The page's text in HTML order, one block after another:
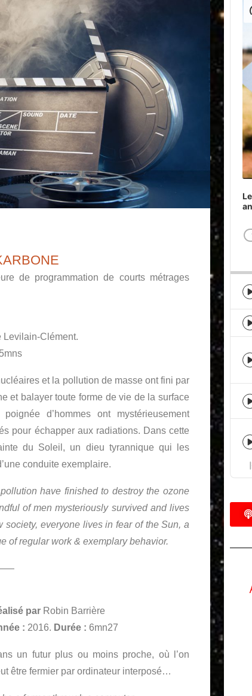
de programmation de courts métrages
Levilain-Clément.
et la pollution de masse ont fini par
et balayer toute forme de vie de la surface
d’hommes ont mystérieusement
pour échapper aux radiations. Dans cette
du Soleil, un dieu tyrannique qui les
conduite exemplaire.
have finished to destroy the ozone
of men mysteriously survived and lives
everyone lives in fear of the Sun, a
of regular work & exemplary behavior.
par Robin Barrière
: 2016. Durée : 6mn27
un futur plus ou moins proche, où l’on
être fermier par ordinateur interposé…